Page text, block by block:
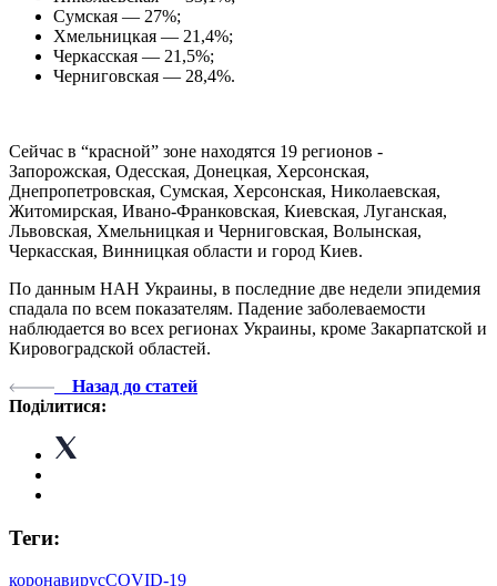
Сумская — 27%;
Хмельницкая — 21,4%;
Черкасская — 21,5%;
Черниговская — 28,4%.
Сейчас в “красной” зоне находятся 19 регионов -
Запорожская, Одесская, Донецкая, Херсонская,
Днепропетровская, Сумская, Херсонская, Николаевская,
Житомирская, Ивано-Франковская, Киевская, Луганская,
Львовская, Хмельницкая и Черниговская, Волынская,
Черкасская, Винницкая области и город Киев.
По данным НАН Украины, в последние две недели эпидемия
спадала по всем показателям. Падение заболеваемости
наблюдается во всех регионах Украины, кроме Закарпатской и
Кировоградской областей.
Назад до статей
Поділитися:
Теги:
коронавирусCOVID-19